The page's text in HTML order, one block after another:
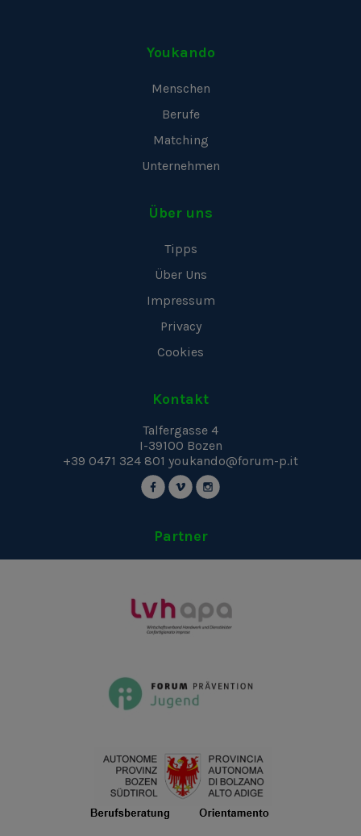
Youkando
Menschen
Berufe
Matching
Unternehmen
Über uns
Tipps
Über Uns
Impressum
Privacy
Cookies
Kontakt
Talfergasse 4
I-39100 Bozen
+39 0471 324 801 youkando@forum-p.it
Partner